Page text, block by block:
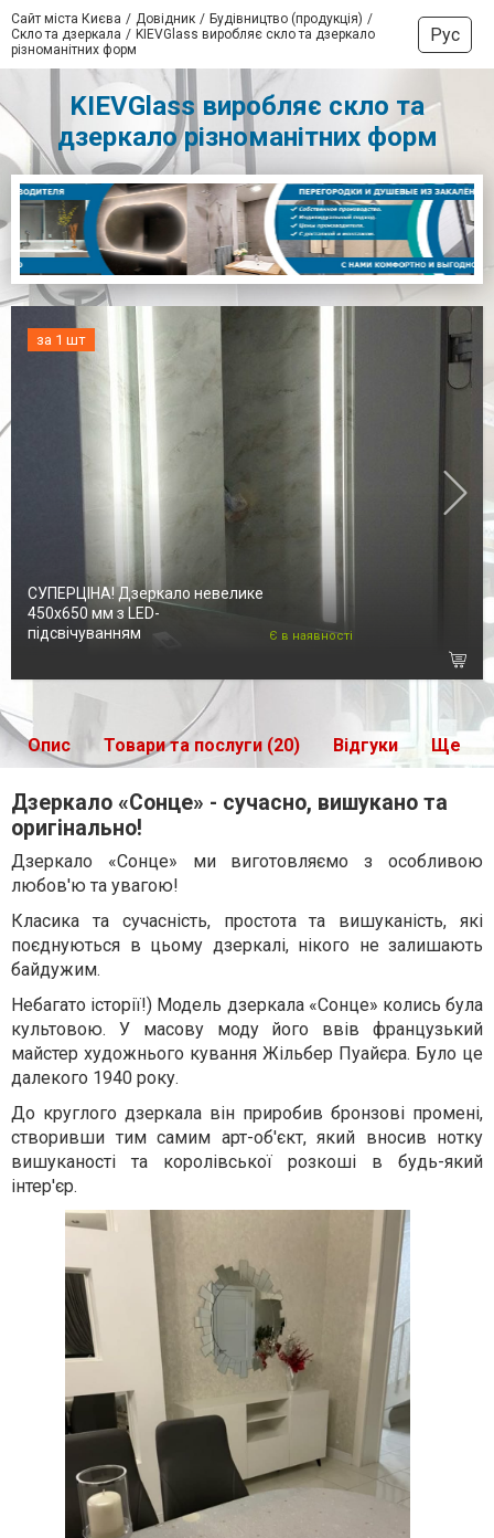
Сайт міста Києва Довідник
Будівництво (продукція)
Скло та дзеркала
KIEVGlass виробляє скло та дзеркало
різноманітних форм
Рус
KIEVGlass виробляє скло та
дзеркало різноманітних форм
за 1 шт
СУПЕРЦІНА! Дзеркало невелике
450х650 мм з LED-
підсвічуванням
Є в наявності
Опис Товари та послуги (20) Відгуки Ще
Дзеркало «Сонце» - сучасно, вишукано та
оригінально!
Дзеркало «Сонце» ми виготовляємо з особливою
любов'ю та увагою!
Класика та сучасність, простота та вишуканість, які
поєднуються в цьому дзеркалі, нікого не залишають
байдужим.
Небагато історії!) Модель дзеркала «Сонце» колись була
культовою. У масову моду його ввів французький
майстер художнього кування Жільбер Пуайєра. Було це
далекого 1940 року.
До круглого дзеркала він приробив бронзові промені,
створивши тим самим арт-об'єкт, який вносив нотку
вишуканості та королівської розкоші в будь-який
інтер'єр.